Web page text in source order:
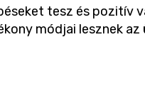
tesz és pozitív
módjai lesznek